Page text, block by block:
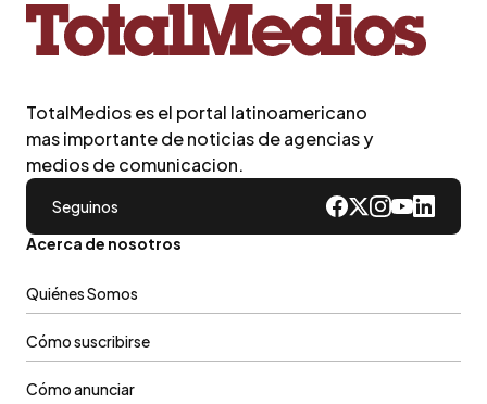
TotalMedios es el portal latinoamericano
mas importante de noticias de agencias y
medios de comunicacion.
Seguinos
Acerca de nosotros
Quiénes Somos
Cómo suscribirse
Cómo anunciar